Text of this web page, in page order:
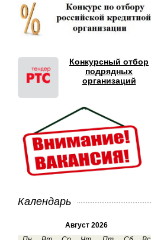
Конкурсный отбор
подрядных
организаций
Календарь
Август 2026